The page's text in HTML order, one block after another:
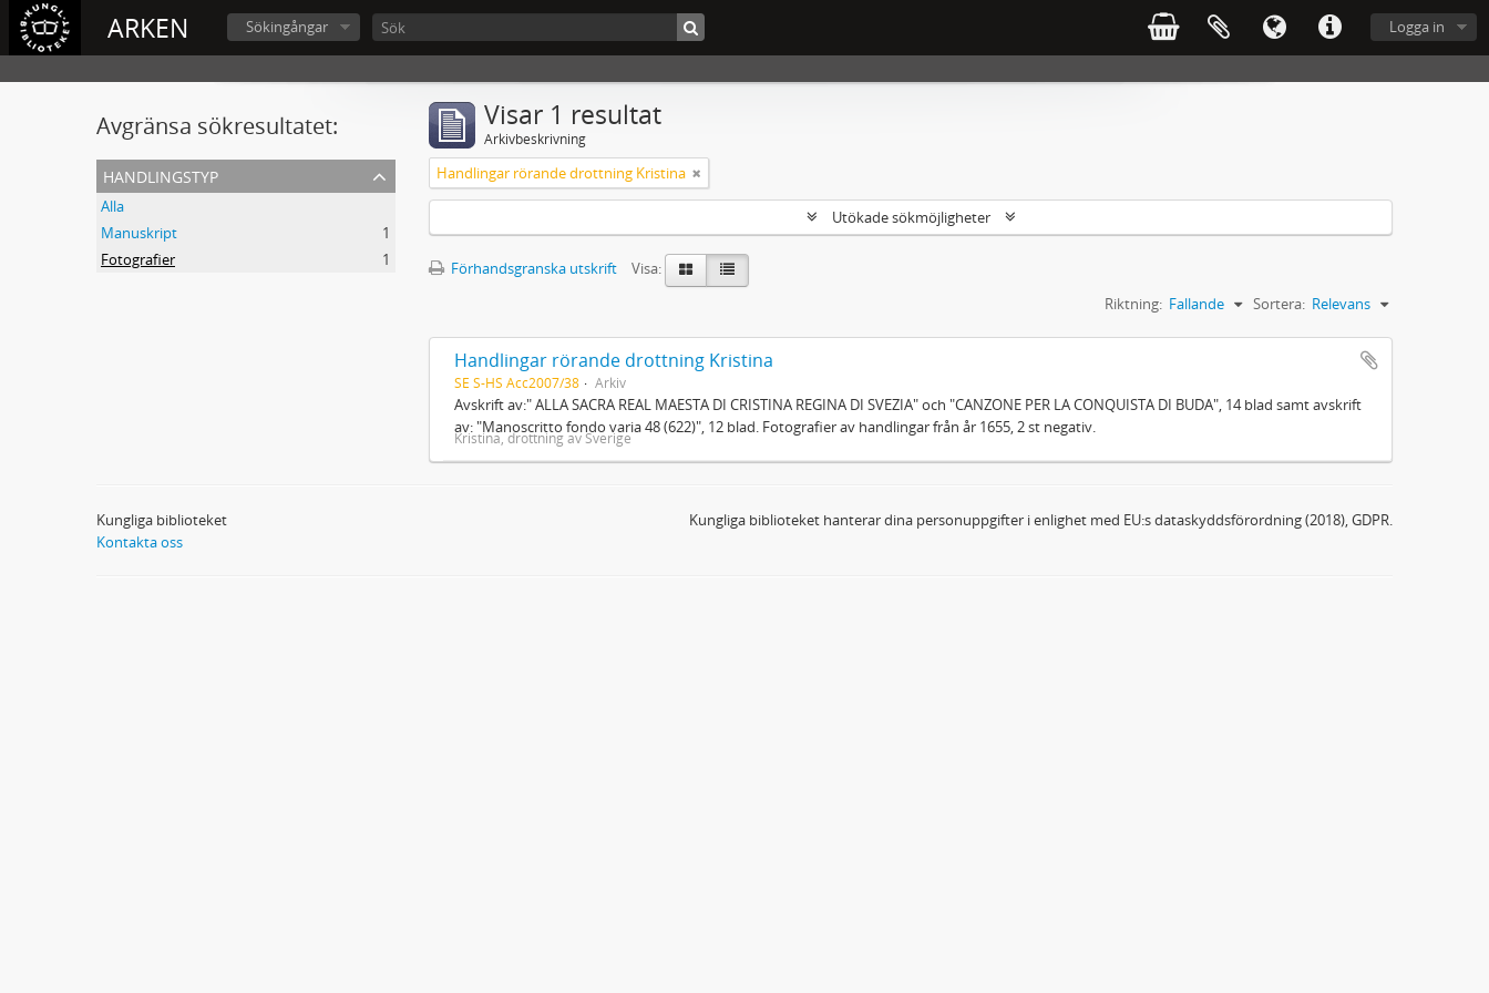
ARKEN Logga in
Sökingångar
Avgränsa sökresultatet:
handlingstyp
Alla
Manuskript
1
Fotografier
1
Visar 1 resultat
Arkivbeskrivning
Handlingar rörande drottning Kristina
Utökade sökmöjligheter
Förhandsgranska utskrift
Visa:
Sortera: Relevans
Riktning: Fallande
Handlingar rörande drottning Kristina
SE S-HS Acc2007/38 Arkiv
Avskrift av:" ALLA SACRA REAL MAESTA DI CRISTINA REGINA DI SVEZIA" och "CANZONE PER LA CONQUISTA DI BUDA", 14 blad samt avskrift
av: "Manoscritto fondo varia 48 (622)", 12 blad. Fotografier av handlingar från år 1655, 2 st negativ.
Kristina, drottning av Sverige
Kungliga biblioteket
Kontakta oss
Kungliga biblioteket hanterar dina personuppgifter i enlighet med EU:s dataskyddsförordning (2018), GDPR.